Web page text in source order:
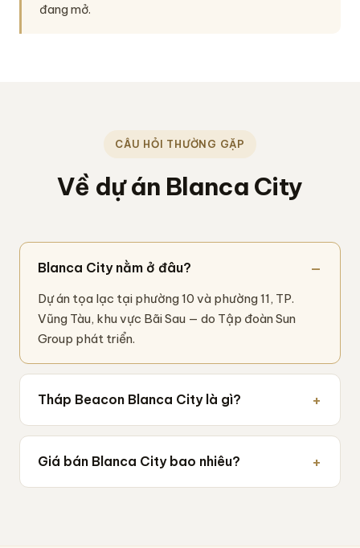
đang mở.
CÂU HỎI THƯỜNG GẶP
Về dự án Blanca City
Blanca City nằm ở đâu?
Dự án tọa lạc tại phường 10 và phường 11, TP.
Vũng Tàu, khu vực Bãi Sau — do Tập đoàn Sun
Group phát triển.
Tháp Beacon Blanca City là gì?
Giá bán Blanca City bao nhiêu?